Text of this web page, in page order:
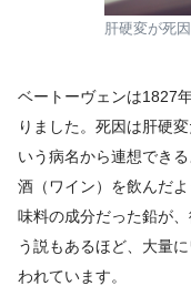
肝硬変が死
ベートーヴェンは1827
りました。死因は肝硬
いう病名から連想でき
酒（ワイン）を飲んだ
味料の成分だった鉛が
う説もあるほど、大量
われています。